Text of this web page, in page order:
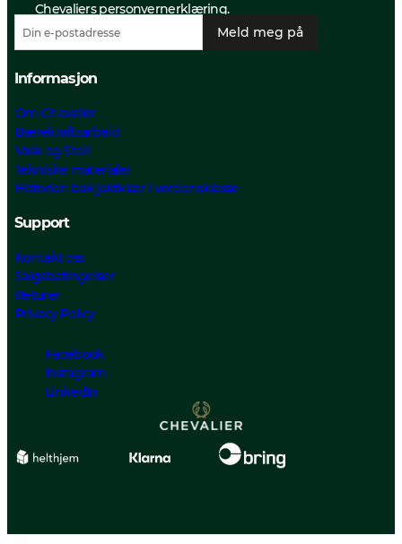
Chevaliers personvernerklæring.
Meld meg på
Informasjon
Om Chevalier
Bærekraftsarbeid
Vask og Stell
Tekniske materialer
Historien bak jaktklær i verdensklasse
Support
Kontakt oss
Salgsbetingelser
Returer
Privacy Policy
Facebook
Instagram
LinkedIn